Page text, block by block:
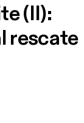
(II):
rescate